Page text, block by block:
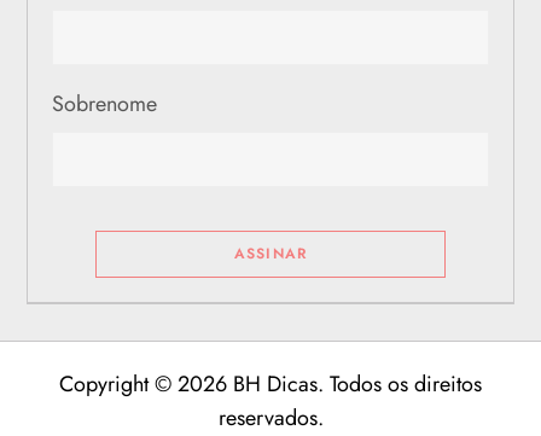
Sobrenome
Copyright © 2026 BH Dicas. Todos os direitos
reservados.